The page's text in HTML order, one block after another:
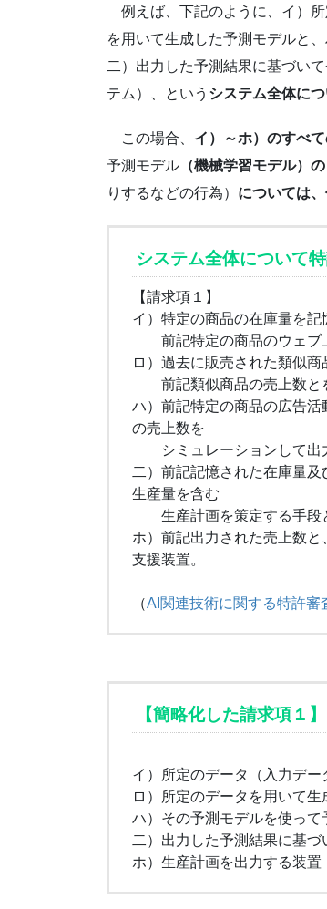
例えば、下記のように、イ）
を用いて生成した予測モデルと
二）出力した予測結果に基づい
テム）、という システム全体に
この場合、 イ）～ホ）のすべ
予測モデル （機械学習モデル）の
りするなどの行為） については
システム全体について
【請求項１】
イ）特定の商品の在庫量を記
前記特定の商品のウェブ上
ロ）過去に販売された類似
前記類似商品の売上数とを
ハ）前記特定の商品の広告
の売上数を
シミュレーションして出
二）前記記憶された在庫量
生産量を含む
生産計画を策定する手段
ホ）前記出力された売上数
支援装置。
（AI関連技術に関する特許審
【簡略化した請求項１】
イ）所定のデータ（入力デー
ロ）所定のデータを用いて生
ハ）その予測モデルを使って
二）出力した予測結果に基づ
ホ）生産計画を出力する装置